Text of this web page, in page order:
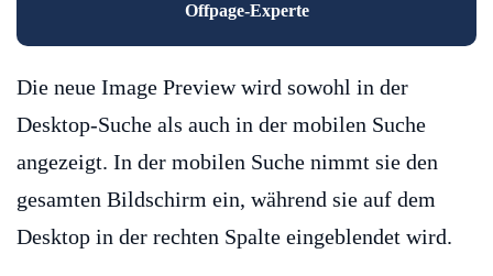
Offpage-Experte
Die neue Image Preview wird sowohl in der
Desktop-Suche als auch in der mobilen Suche
angezeigt. In der mobilen Suche nimmt sie den
gesamten Bildschirm ein, während sie auf dem
Desktop in der rechten Spalte eingeblendet wird.